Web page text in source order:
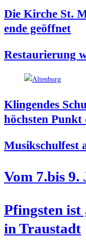
Die Kir­che St.
en­de geöffnet
Restau­rie­rung
Klin­gen­des
höchs­ten Punkt
Musik­schul­fest
Vom 7.bis 9.
Pfings­ten
in Traustadt